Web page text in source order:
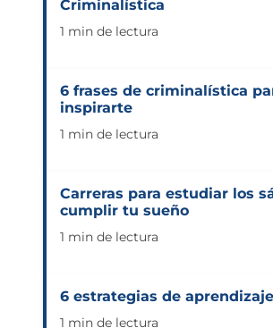
Criminalística
1 min de lectura
6 frases de criminalística
inspirarte
1 min de lectura
Carreras para estudiar los
cumplir tu sueño
1 min de lectura
6 estrategias de
1 min de lectura